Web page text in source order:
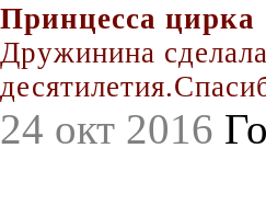
Принцесса цирка
Дружинина
24 окт 2016